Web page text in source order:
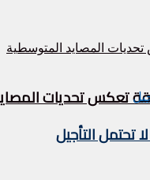
تحتمل التأجيل